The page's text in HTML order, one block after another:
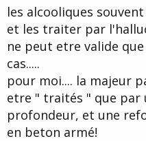
thérapie centrée sur la
éricksonienne orientée sur la
sur les succès et compétences
de son histoire.
.
les alcooliques
et les traiter par
ne peut etre valide
cas.....
pour moi.... la majeur
etre " traités " que par
profondeur, et une
en beton armé!